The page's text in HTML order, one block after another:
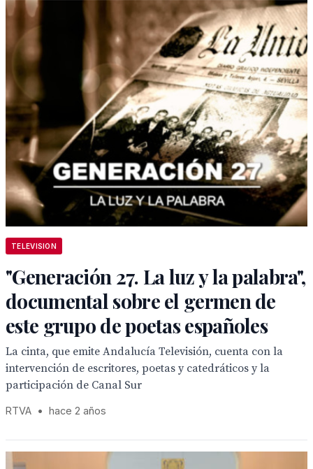
TELEVISION
"Generación 27. La luz y la palabra",
documental sobre el germen de
este grupo de poetas españoles
La cinta, que emite Andalucía Televisión, cuenta con la
intervención de escritores, poetas y catedráticos y la
participación de Canal Sur
RTVA • hace 2 años